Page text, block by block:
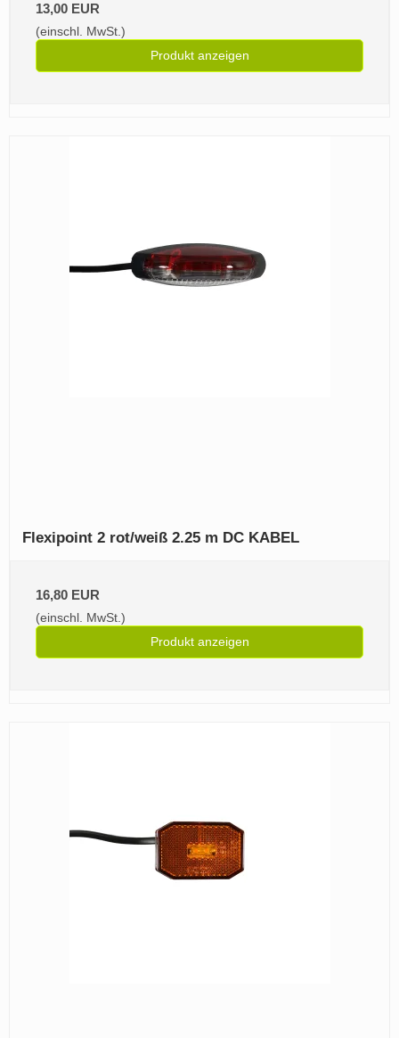
13,00 EUR
(einschl. MwSt.)
Produkt anzeigen
Flexipoint 2 rot/weiß 2.25 m DC KABEL
16,80 EUR
(einschl. MwSt.)
Produkt anzeigen